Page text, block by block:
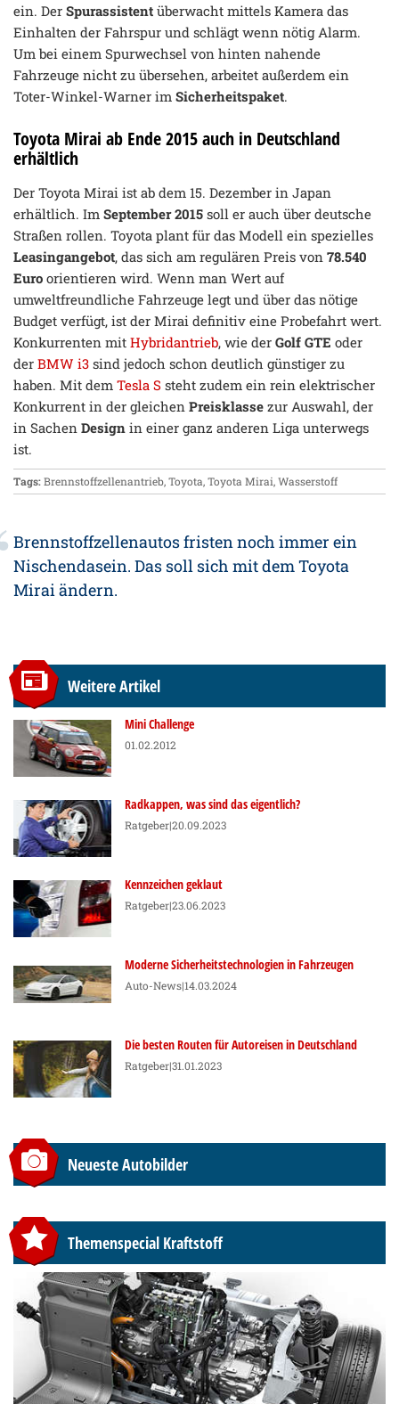
ein. Der Spurassistent überwacht mittels Kamera das
Einhalten der Fahrspur und schlägt wenn nötig Alarm.
Um bei einem Spurwechsel von hinten nahende
Fahrzeuge nicht zu übersehen, arbeitet außerdem ein
Toter-Winkel-Warner im Sicherheitspaket.
Toyota Mirai ab Ende 2015 auch in Deutschland
erhältlich
Der Toyota Mirai ist ab dem 15. Dezember in Japan
erhältlich. Im September 2015 soll er auch über deutsche
Straßen rollen. Toyota plant für das Modell ein spezielles
Leasingangebot, das sich am regulären Preis von 78.540
Euro orientieren wird. Wenn man Wert auf
umweltfreundliche Fahrzeuge legt und über das nötige
Budget verfügt, ist der Mirai definitiv eine Probefahrt wert.
Konkurrenten mit Hybridantrieb, wie der Golf GTE oder
der BMW i3 sind jedoch schon deutlich günstiger zu
haben. Mit dem Tesla S steht zudem ein rein elektrischer
Konkurrent in der gleichen Preisklasse zur Auswahl, der
in Sachen Design in einer ganz anderen Liga unterwegs
ist.
Tags:Brennstoffzellenantrieb,Toyota,Toyota Mirai,Wasserstoff
Brennstoffzellenautos fristen noch immer ein
Nischendasein. Das soll sich mit dem Toyota
Mirai ändern.
Weitere Artikel
Mini Challenge
01.02.2012
Radkappen, was sind das eigentlich?
Ratgeber|20.09.2023
Kennzeichen geklaut
Ratgeber|23.06.2023
Moderne Sicherheitstechnologien in Fahrzeugen
Auto-News|14.03.2024
Die besten Routen für Autoreisen in Deutschland
Ratgeber|31.01.2023
Neueste Autobilder
Themenspecial Kraftstoff